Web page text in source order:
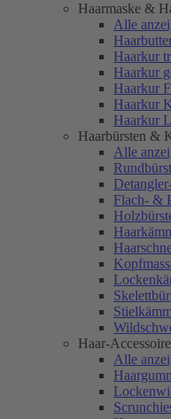
Haarmaske &
Alle
Haarkur
Haarkur
Haarkur
Haarkur
Haarkur
Haarbürsten &
Alle
Flach- &
Haar-
Alle